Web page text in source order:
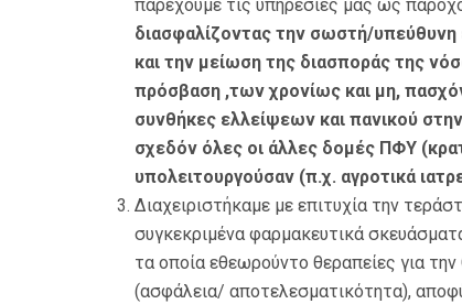
παρέχουμε τις υπηρεσίες μας ως
διασφαλίζοντας την σωστή/υπεύθυνη
και την μείωση της διασποράς της
πρόσβαση ,των χρονίως και μη,
συνθήκες ελλείψεων και πανικού
σχεδόν όλες οι άλλες δομές ΠΦΥ
υπολειτουργούσαν (π.χ. αγροτικά
Διαχειριστήκαμε με επιτυχία την
συγκεκριμένα φαρμακευτικά
τα οποία εθεωρούντο θεραπείες για
(ασφάλεια/ αποτελεσματικότητα),